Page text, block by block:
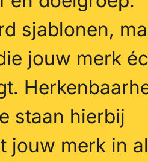
sjablonen,
jouw merk
staan hierbij
jouw merk in